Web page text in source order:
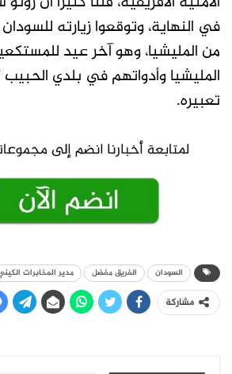
في النهاية، وتوقعوا زيارته
من المليشيا، وهو آخر عيد
المليشيا وأدواتهم في بلدي
تعبيره.
السودان الفريق مفضل مدير المخابرات
مشاركة